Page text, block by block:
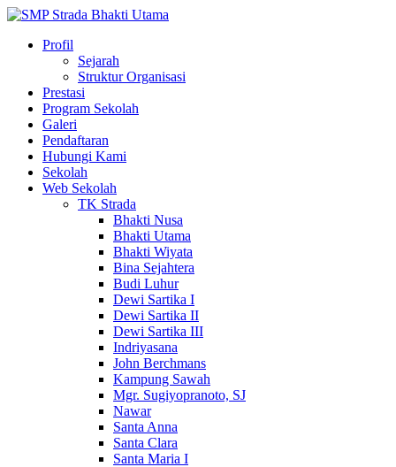
Profil
Sejarah
Struktur Organisasi
Prestasi
Program Sekolah
Galeri
Pendaftaran
Hubungi Kami
Sekolah
Web Sekolah
TK Strada
Bhakti Nusa
Bhakti Utama
Bhakti Wiyata
Bina Sejahtera
Budi Luhur
Dewi Sartika I
Dewi Sartika II
Dewi Sartika III
Indriyasana
John Berchmans
Kampung Sawah
Mgr. Sugiyopranoto, SJ
Nawar
Santa Anna
Santa Clara
Santa Maria I